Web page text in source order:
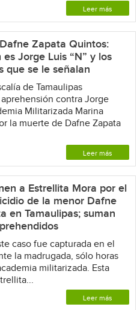
Leer más
Zapata Quintos:
es Jorge Luis “N” y los
que se le señalan
de Tamaulipas
contra Jorge
Militarizada Marina
la muerte de Dafne Zapata
Leer más
a Estrellita Mora por el
de la menor Dafne
en Tamaulipas; suman
caso fue capturada en el
la madrugada, sólo horas
militarizada. Esta
Leer más